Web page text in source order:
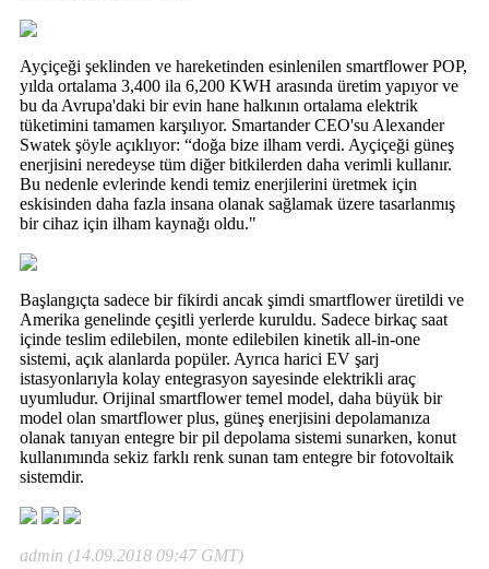
Ayçiçeği şeklinden ve hareketinden esinlenilen smartflower POP,
yılda ortalama 3,400 ila 6,200 KWH arasında üretim yapıyor ve
bu da Avrupa'daki bir evin hane halkının ortalama elektrik
tüketimini tamamen karşılıyor. Smartander CEO'su Alexander
Swatek şöyle açıklıyor: “doğa bize ilham verdi. Ayçiçeği güneş
enerjisini neredeyse tüm diğer bitkilerden daha verimli kullanır.
Bu nedenle evlerinde kendi temiz enerjilerini üretmek için
eskisinden daha fazla insana olanak sağlamak üzere tasarlanmış
bir cihaz için ilham kaynağı oldu."
Başlangıçta sadece bir fikirdi ancak şimdi smartflower üretildi ve
Amerika genelinde çeşitli yerlerde kuruldu. Sadece birkaç saat
içinde teslim edilebilen, monte edilebilen kinetik all-in-one
sistemi, açık alanlarda popüler. Ayrıca harici EV şarj
istasyonlarıyla kolay entegrasyon sayesinde elektrikli araç
uyumludur. Orijinal smartflower temel model, daha büyük bir
model olan smartflower plus, güneş enerjisini depolamanıza
olanak tanıyan entegre bir pil depolama sistemi sunarken, konut
kullanımında sekiz farklı renk sunan tam entegre bir fotovoltaik
sistemdir.
admin (14.09.2018 09:47 GMT)